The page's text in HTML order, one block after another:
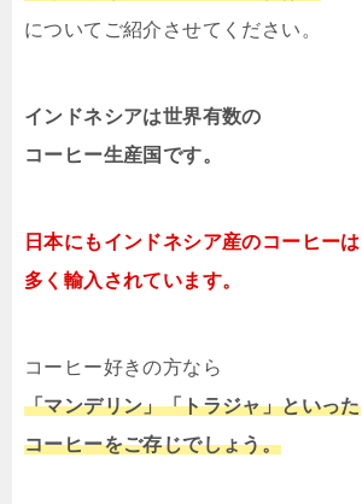
についてご紹介させてください。
インドネシアは世界有数の
コーヒー生産国です。
日本にもインドネシア産のコーヒーは
多く輸入されています。
コーヒー好きの方なら
「マンデリン」「トラジャ」といった
コーヒーをご存じでしょう。